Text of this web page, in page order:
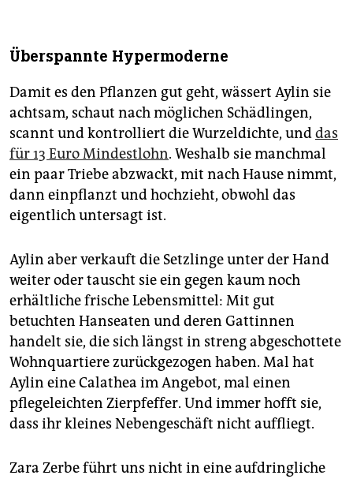
Überspannte Hypermoderne
Damit es den Pflanzen gut geht, wässert Aylin sie
achtsam, schaut nach möglichen Schädlingen,
scannt und kontrolliert die Wurzeldichte, unddas
für 13 Euro Mindestlohn. Weshalb sie manchmal
ein paar Triebe abzwackt, mit nach Hause nimmt,
dann einpflanzt und hochzieht, obwohl das
eigentlich untersagt ist.
Aylin aber verkauft die Setzlinge unter der Hand
weiter oder tauscht sie ein gegen kaum noch
erhältliche frische Lebensmittel: Mit gut
betuchten Hanseaten und deren Gattinnen
handelt sie, die sich längst in streng abgeschottete
Wohnquartiere zurückgezogen haben. Mal hat
Aylin eine Calathea im Angebot, mal einen
pflegeleichten Zierpfeffer. Und immer hofft sie,
dass ihr kleines Nebengeschäft nicht auffliegt.
Zara Zerbe führt uns nicht in eine aufdringliche